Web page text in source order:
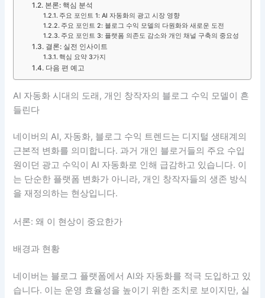
본론: 핵심 분석
주요 포인트 1: AI 자동화의 광고 시장 영향
주요 포인트 2: 블로그 수익 모델의 다원화와 새로운 도전
주요 포인트 3: 플랫폼 의존도 감소와 개인 채널 구축의 중요성
결론: 실전 인사이트
핵심 요약 3가지
다음 편 예고
AI 자동화 시대의 도래, 개인 창작자의 블로그 수익 모델이 흔
들린다
네이버의 AI, 자동화, 블로그 수익 트렌드는 디지털 생태계의
근본적 변화를 의미합니다. 과거 개인 블로거들의 주요 수입
원이던 광고 수익이 AI 자동화로 인해 급감하고 있습니다. 이
는 단순한 플랫폼 변화가 아니라, 개인 창작자들의 생존 방식
을 재정의하는 현상입니다.
서론: 왜 이 현상이 중요한가
배경과 현황
네이버는 블로그 플랫폼에서 AI와 자동화를 적극 도입하고 있
습니다. 이는 운영 효율성을 높이기 위한 조치로 보이지만, 실